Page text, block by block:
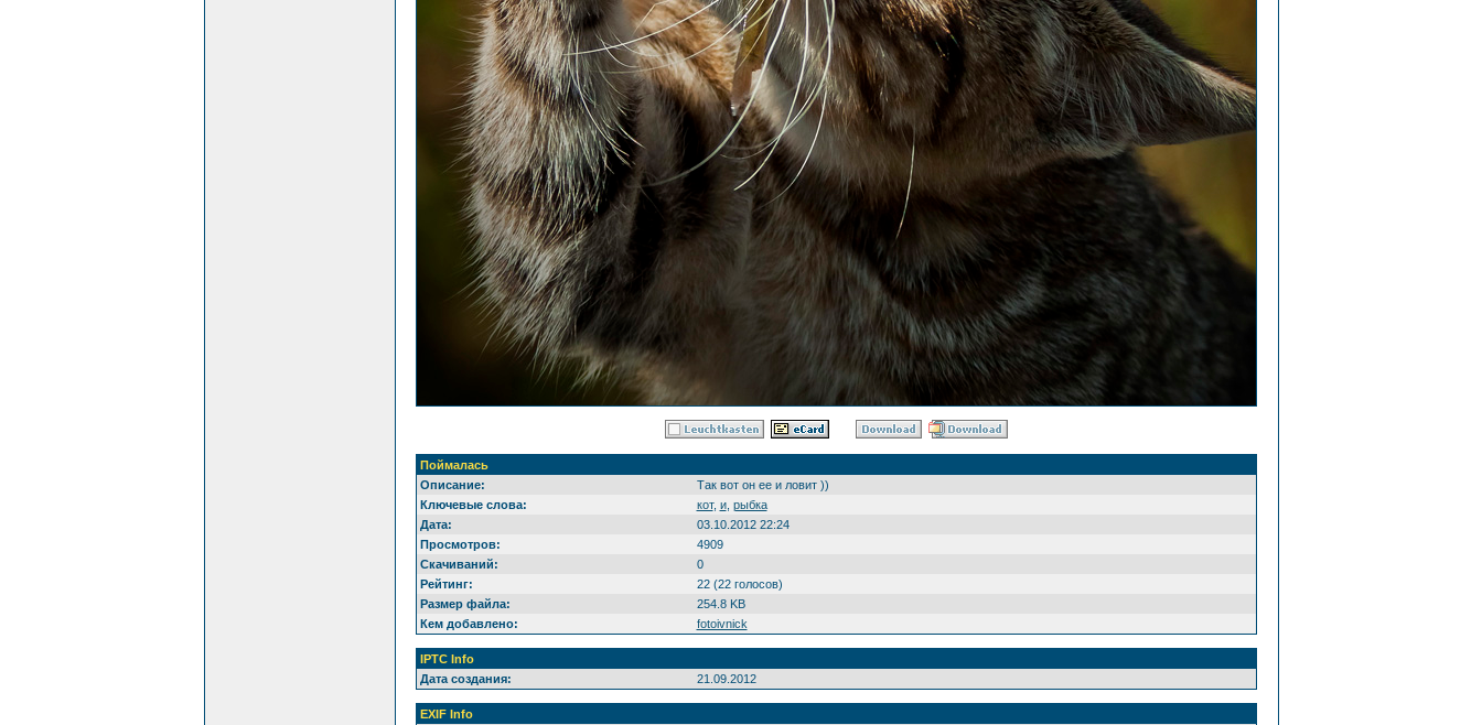
Поймалась
Описание:
Так вот он ее и ловит ))
Ключевые слова:
кот, и, рыбка
Дата:
03.10.2012 22:24
Просмотров:
4909
Скачиваний:
0
Рейтинг:
22 (22 голосов)
Размер файла:
254.8 KB
Кем добавлено:
fotoivnick
IPTC Info
Дата создания:
21.09.2012
EXIF Info